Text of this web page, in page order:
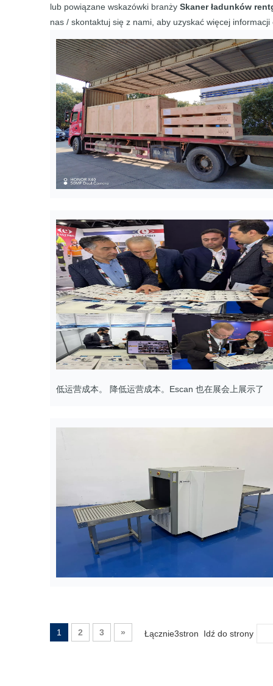
lub powiązane wskazówki branży Skaner ładunków
nas / skontaktuj się z nami, aby uzyskać więcej
低运营成本。 降低运营成本。Escan 也在展会上展示了
1 2 3 » Łącznie3stron Idź do strony